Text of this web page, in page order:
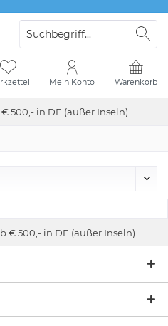
500,- in DE (außer Inseln)
Warenkorb
Mein Konto
€ 500,- in DE (außer Inseln)